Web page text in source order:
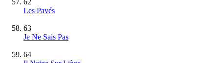
62
Les Pavés
63
Je Ne Sais Pas
64